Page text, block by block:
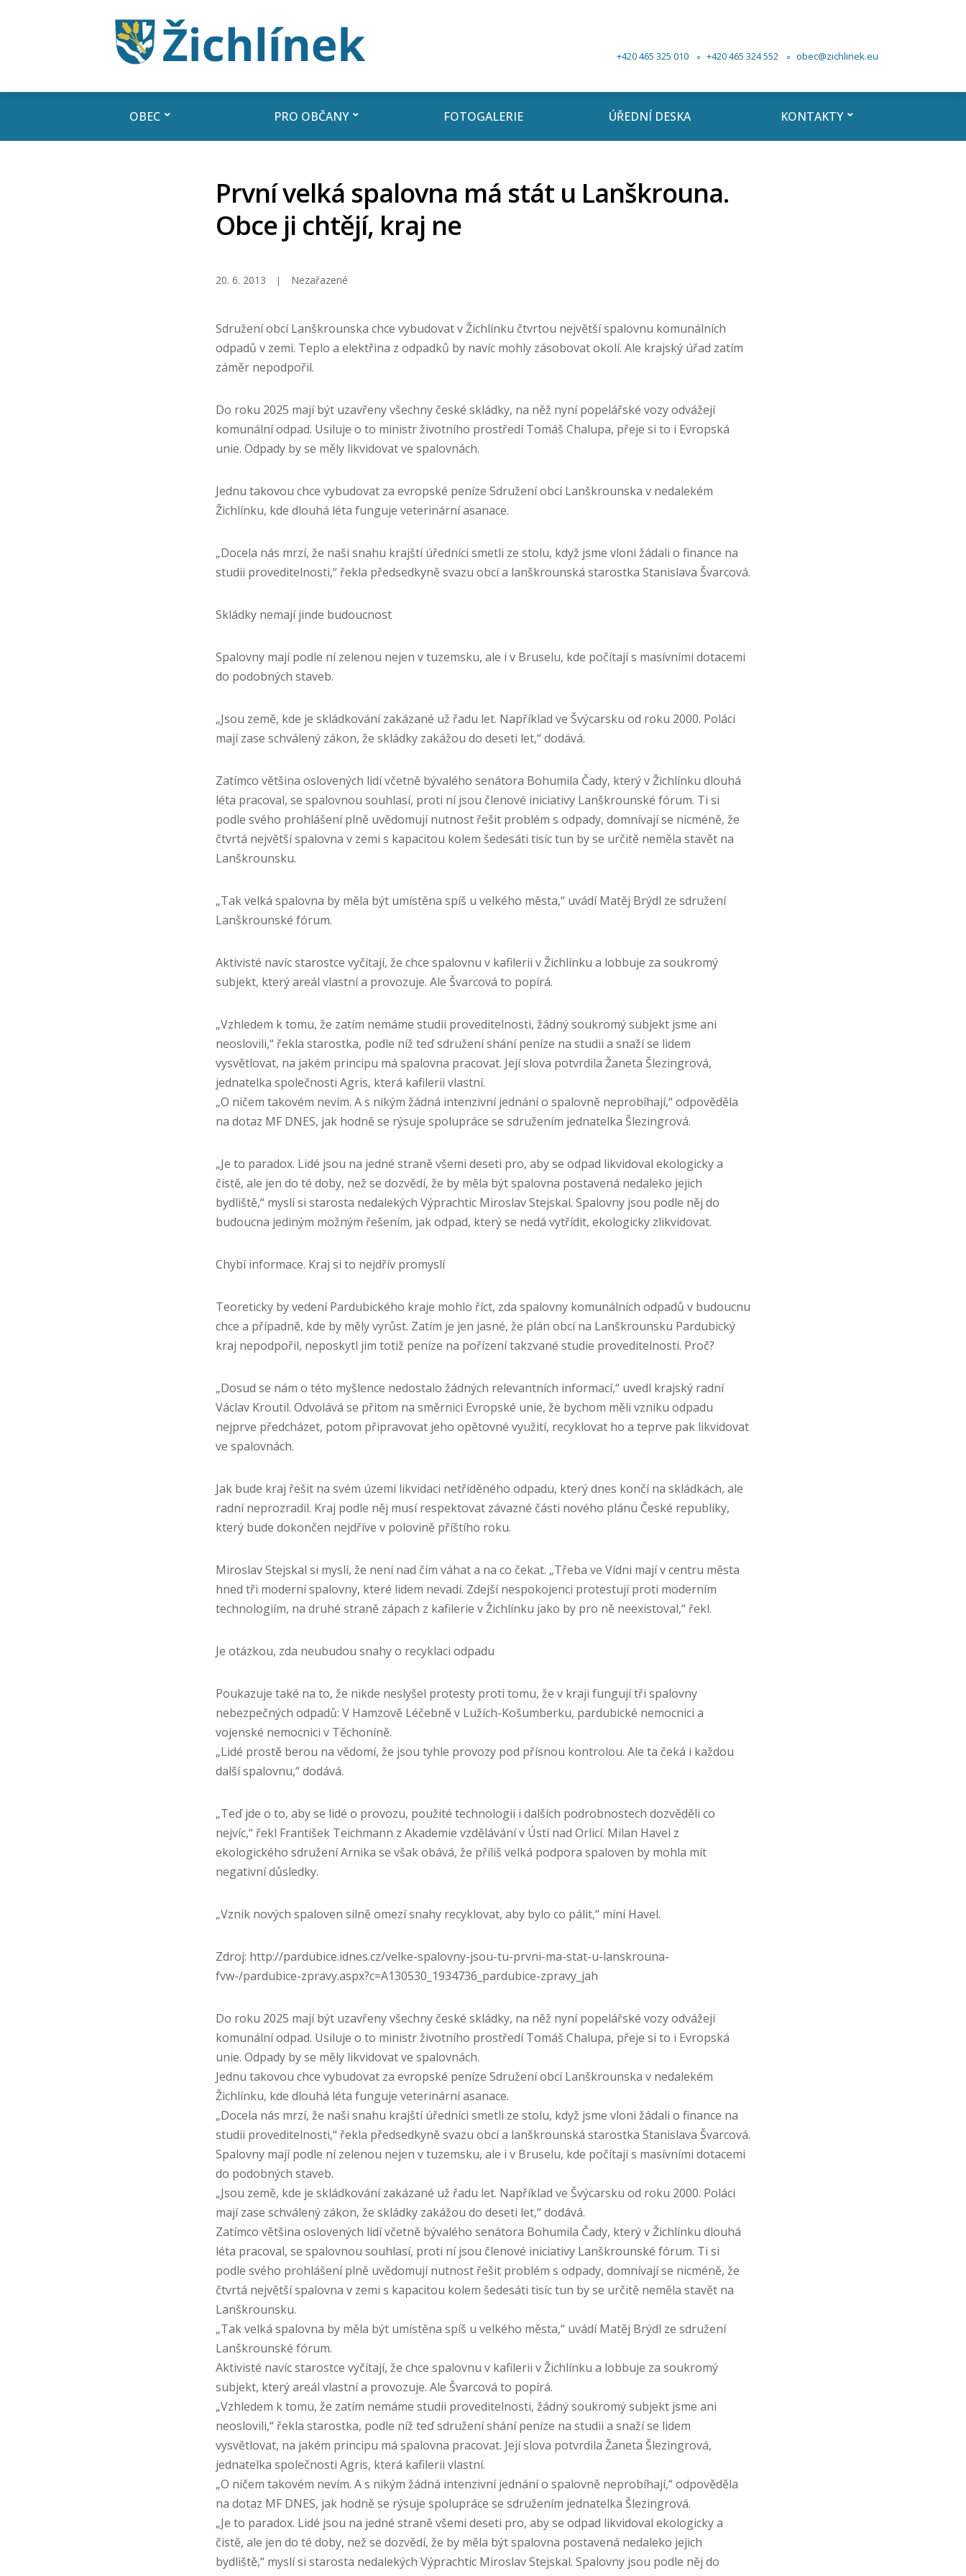
+420 465 325 010 +420 465 324 552 obec@zichlinek.eu
OBEC PRO OBČANY FOTOGALERIE ÚŘEDNÍ DESKA KONTAKTY
První velká spalovna má stát u Lanškrouna.
Obce ji chtějí, kraj ne
20. 6. 2013 Nezařazené
Sdružení obcí Lanškrounska chce vybudovat v Žichlínku čtvrtou největší spalovnu komunálních
odpadů v zemi. Teplo a elektřina z odpadků by navíc mohly zásobovat okolí. Ale krajský úřad zatím
záměr nepodpořil.
Do roku 2025 mají být uzavřeny všechny české skládky, na něž nyní popelářské vozy odvážejí
komunální odpad. Usiluje o to ministr životního prostředí Tomáš Chalupa, přeje si to i Evropská
unie. Odpady by se měly likvidovat ve spalovnách.
Jednu takovou chce vybudovat za evropské peníze Sdružení obcí Lanškrounska v nedalekém
Žichlínku, kde dlouhá léta funguje veterinární asanace.
„Docela nás mrzí, že naši snahu krajští úředníci smetli ze stolu, když jsme vloni žádali o finance na
studii proveditelnosti,“ řekla předsedkyně svazu obcí a lanškrounská starostka Stanislava Švarcová.
Skládky nemají jinde budoucnost
Spalovny mají podle ní zelenou nejen v tuzemsku, ale i v Bruselu, kde počítají s masívními dotacemi
do podobných staveb.
„Jsou země, kde je skládkování zakázané už řadu let. Například ve Švýcarsku od roku 2000. Poláci
mají zase schválený zákon, že skládky zakážou do deseti let,“ dodává.
Zatímco většina oslovených lidí včetně bývalého senátora Bohumila Čady, který v Žichlínku dlouhá
léta pracoval, se spalovnou souhlasí, proti ní jsou členové iniciativy Lanškrounské fórum. Ti si
podle svého prohlášení plně uvědomují nutnost řešit problém s odpady, domnívají se nicméně, že
čtvrtá největší spalovna v zemi s kapacitou kolem šedesáti tisíc tun by se určitě neměla stavět na
Lanškrounsku.
„Tak velká spalovna by měla být umístěna spíš u velkého města,“ uvádí Matěj Brýdl ze sdružení
Lanškrounské fórum.
Aktivisté navíc starostce vyčítají, že chce spalovnu v kafilerii v Žichlínku a lobbuje za soukromý
subjekt, který areál vlastní a provozuje. Ale Švarcová to popírá.
„Vzhledem k tomu, že zatím nemáme studii proveditelnosti, žádný soukromý subjekt jsme ani
neoslovili,“ řekla starostka, podle níž teď sdružení shání peníze na studii a snaží se lidem
vysvětlovat, na jakém principu má spalovna pracovat. Její slova potvrdila Žaneta Šlezingrová,
jednatelka společnosti Agris, která kafilerii vlastní.
„O ničem takovém nevím. A s nikým žádná intenzivní jednání o spalovně neprobíhají,“ odpověděla
na dotaz MF DNES, jak hodně se rýsuje spolupráce se sdružením jednatelka Šlezingrová.
„Je to paradox. Lidé jsou na jedné straně všemi deseti pro, aby se odpad likvidoval ekologicky a
čistě, ale jen do té doby, než se dozvědí, že by měla být spalovna postavená nedaleko jejich
bydliště,“ myslí si starosta nedalekých Výprachtic Miroslav Stejskal. Spalovny jsou podle něj do
budoucna jediným možným řešením, jak odpad, který se nedá vytřídit, ekologicky zlikvidovat.
Chybí informace. Kraj si to nejdřív promyslí
Teoreticky by vedení Pardubického kraje mohlo říct, zda spalovny komunálních odpadů v budoucnu
chce a případně, kde by měly vyrůst. Zatím je jen jasné, že plán obcí na Lanškrounsku Pardubický
kraj nepodpořil, neposkytl jim totiž peníze na pořízení takzvané studie proveditelnosti. Proč?
„Dosud se nám o této myšlence nedostalo žádných relevantních informací,“ uvedl krajský radní
Václav Kroutil. Odvolává se přitom na směrnici Evropské unie, že bychom měli vzniku odpadu
nejprve předcházet, potom připravovat jeho opětovné využití, recyklovat ho a teprve pak likvidovat
ve spalovnách.
Jak bude kraj řešit na svém území likvidaci netříděného odpadu, který dnes končí na skládkách, ale
radní neprozradil. Kraj podle něj musí respektovat závazné části nového plánu České republiky,
který bude dokončen nejdříve v polovině příštího roku.
Miroslav Stejskal si myslí, že není nad čím váhat a na co čekat. „Třeba ve Vídni mají v centru města
hned tři moderní spalovny, které lidem nevadí. Zdejší nespokojenci protestují proti moderním
technologiím, na druhé straně zápach z kafilerie v Žichlínku jako by pro ně neexistoval,“ řekl.
Je otázkou, zda neubudou snahy o recyklaci odpadu
Poukazuje také na to, že nikde neslyšel protesty proti tomu, že v kraji fungují tři spalovny
nebezpečných odpadů: V Hamzově Léčebně v Lužích-Košumberku, pardubické nemocnici a
vojenské nemocnici v Těchoníně.
„Lidé prostě berou na vědomí, že jsou tyhle provozy pod přísnou kontrolou. Ale ta čeká i každou
další spalovnu,“ dodává.
„Teď jde o to, aby se lidé o provozu, použité technologii i dalších podrobnostech dozvěděli co
nejvíc,“ řekl František Teichmann z Akademie vzdělávání v Ústí nad Orlicí. Milan Havel z
ekologického sdružení Arnika se však obává, že příliš velká podpora spaloven by mohla mít
negativní důsledky.
„Vznik nových spaloven silně omezí snahy recyklovat, aby bylo co pálit,“ míní Havel.
Zdroj: http://pardubice.idnes.cz/velke-spalovny-jsou-tu-prvni-ma-stat-u-lanskrouna-
fvw-/pardubice-zpravy.aspx?c=A130530_1934736_pardubice-zpravy_jah
Do roku 2025 mají být uzavřeny všechny české skládky, na něž nyní popelářské vozy odvážejí
komunální odpad. Usiluje o to ministr životního prostředí Tomáš Chalupa, přeje si to i Evropská
unie. Odpady by se měly likvidovat ve spalovnách.
Jednu takovou chce vybudovat za evropské peníze Sdružení obcí Lanškrounska v nedalekém
Žichlínku, kde dlouhá léta funguje veterinární asanace.
„Docela nás mrzí, že naši snahu krajští úředníci smetli ze stolu, když jsme vloni žádali o finance na
studii proveditelnosti,“ řekla předsedkyně svazu obcí a lanškrounská starostka Stanislava Švarcová.
Spalovny mají podle ní zelenou nejen v tuzemsku, ale i v Bruselu, kde počítají s masívními dotacemi
do podobných staveb.
„Jsou země, kde je skládkování zakázané už řadu let. Například ve Švýcarsku od roku 2000. Poláci
mají zase schválený zákon, že skládky zakážou do deseti let,“ dodává.
Zatímco většina oslovených lidí včetně bývalého senátora Bohumila Čady, který v Žichlínku dlouhá
léta pracoval, se spalovnou souhlasí, proti ní jsou členové iniciativy Lanškrounské fórum. Ti si
podle svého prohlášení plně uvědomují nutnost řešit problém s odpady, domnívají se nicméně, že
čtvrtá největší spalovna v zemi s kapacitou kolem šedesáti tisíc tun by se určitě neměla stavět na
Lanškrounsku.
„Tak velká spalovna by měla být umístěna spíš u velkého města,“ uvádí Matěj Brýdl ze sdružení
Lanškrounské fórum.
Aktivisté navíc starostce vyčítají, že chce spalovnu v kafilerii v Žichlínku a lobbuje za soukromý
subjekt, který areál vlastní a provozuje. Ale Švarcová to popírá.
„Vzhledem k tomu, že zatím nemáme studii proveditelnosti, žádný soukromý subjekt jsme ani
neoslovili,“ řekla starostka, podle níž teď sdružení shání peníze na studii a snaží se lidem
vysvětlovat, na jakém principu má spalovna pracovat. Její slova potvrdila Žaneta Šlezingrová,
jednatelka společnosti Agris, která kafilerii vlastní.
„O ničem takovém nevím. A s nikým žádná intenzivní jednání o spalovně neprobíhají,“ odpověděla
na dotaz MF DNES, jak hodně se rýsuje spolupráce se sdružením jednatelka Šlezingrová.
„Je to paradox. Lidé jsou na jedné straně všemi deseti pro, aby se odpad likvidoval ekologicky a
čistě, ale jen do té doby, než se dozvědí, že by měla být spalovna postavená nedaleko jejich
bydliště,“ myslí si starosta nedalekých Výprachtic Miroslav Stejskal. Spalovny jsou podle něj do